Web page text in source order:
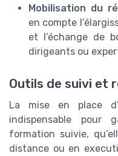
Mobilisation du
en compte
et l’échange de
dirigeants ou
Outils de suivi et
La mise en place
indispensable pour
formation suivie,
distance ou en